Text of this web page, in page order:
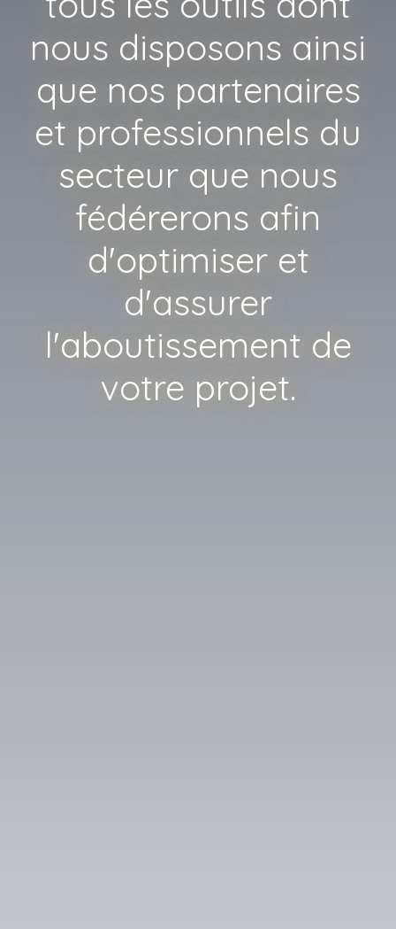
nous disposons ainsi
que nos partenaires
et professionnels du
secteur que nous
fédérerons afin
d'optimiser et
d'assurer
l'aboutissement de
votre projet.